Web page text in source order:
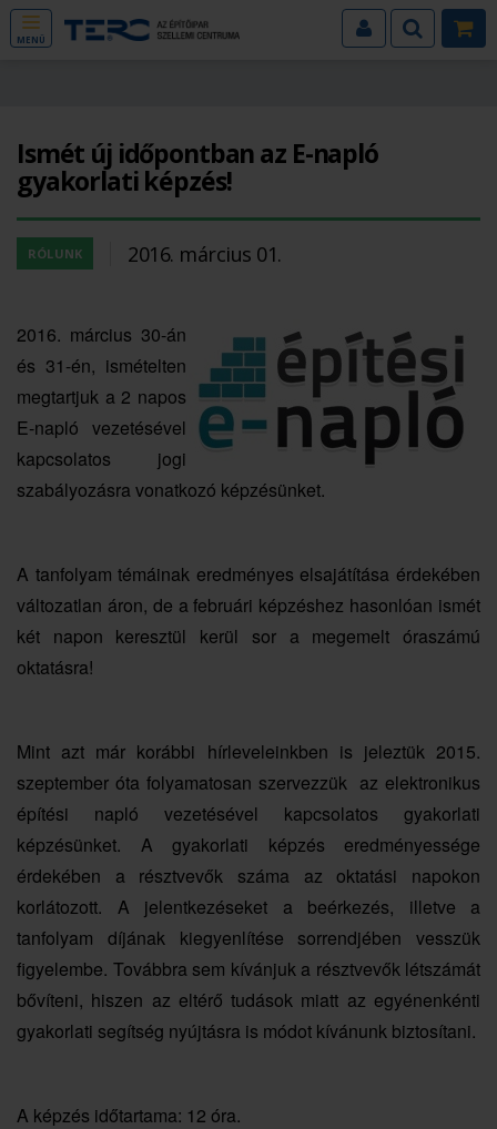
MENÜ
Ismét új időpontban az E-napló
gyakorlati képzés!
RÓLUNK 2016. március 01.
2016. március 30-án
és 31-én, ismételten
megtartjuk a 2 napos
E-napló vezetésével
kapcsolatos jogi
szabályozásra vonatkozó képzésünket.
A tanfolyam témáinak eredményes elsajátítása érdekében
változatlan áron, de a februári képzéshez hasonlóan ismét
két napon keresztül kerül sor a megemelt óraszámú
oktatásra!
Mint azt már korábbi hírleveleinkben is jeleztük 2015.
szeptember óta folyamatosan szervezzük az elektronikus
építési napló vezetésével kapcsolatos gyakorlati
képzésünket. A gyakorlati képzés eredményessége
érdekében a résztvevők száma az oktatási napokon
korlátozott. A jelentkezéseket a beérkezés, illetve a
tanfolyam díjának kiegyenlítése sorrendjében vesszük
figyelembe. Továbbra sem kívánjuk a résztvevők létszámát
bővíteni, hiszen az eltérő tudások miatt az egyénenkénti
gyakorlati segítség nyújtásra is módot kívánunk biztosítani.
A képzés időtartama: 12 óra.